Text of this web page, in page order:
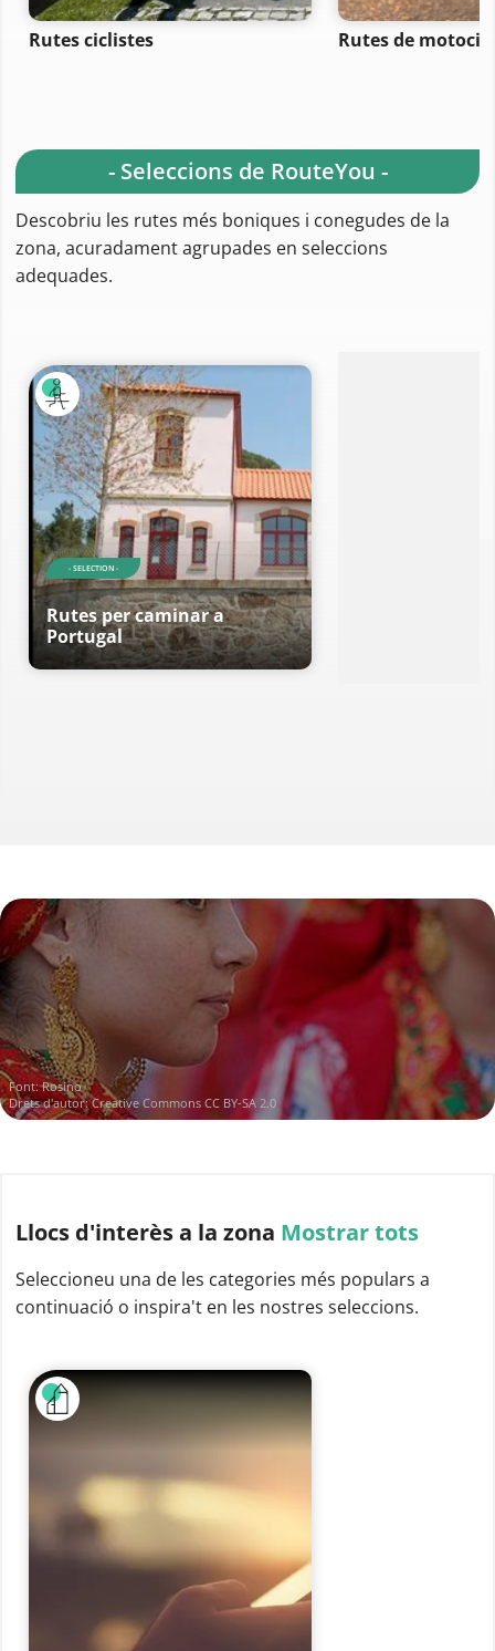
Rutes ciclistes Rutes de
- Seleccions de RouteYou -
Descobriu les rutes més boniques i conegudes de la
zona, acuradament agrupades en seleccions
adequades.
- SELECTION -
Rutes per caminar a
Portugal
Font:Rosino
Drets d'autor:Creative Commons CC BY-SA 2.0
Llocs d'interèsa la zona Mostrar tots
Seleccioneu una de les categories més populars a
continuació o inspira't en les nostres seleccions.